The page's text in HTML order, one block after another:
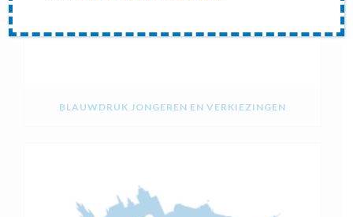
BLAUWDRUK JONGEREN EN VERKIEZINGEN